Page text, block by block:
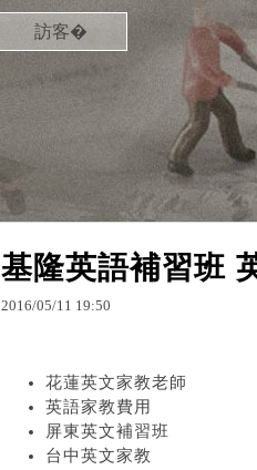
訪客�
基隆英語補習班
2016/05/11 19:50
花蓮英文家教老師
英語家教費用
屏東英文補習班
台中英文家教